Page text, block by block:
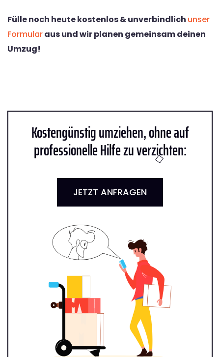
Fülle noch heute kostenlos & unverbindlich unser
Formularaus und wir planen gemeinsam deinen
Umzug!
Kostengünstig umziehen, ohne auf
professionelle Hilfe zu verzichten:
JETZT ANFRAGEN